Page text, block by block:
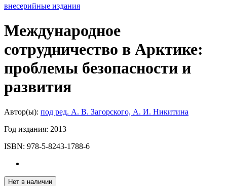
внесерийные издания
Международное
сотрудничество в Арктике:
проблемы безопасности и
развития
Автор(ы): под ред. А. В. Загорского, А. И. Никитина
Год издания: 2013
ISBN: 978-5-8243-1788-6
Нет в наличии